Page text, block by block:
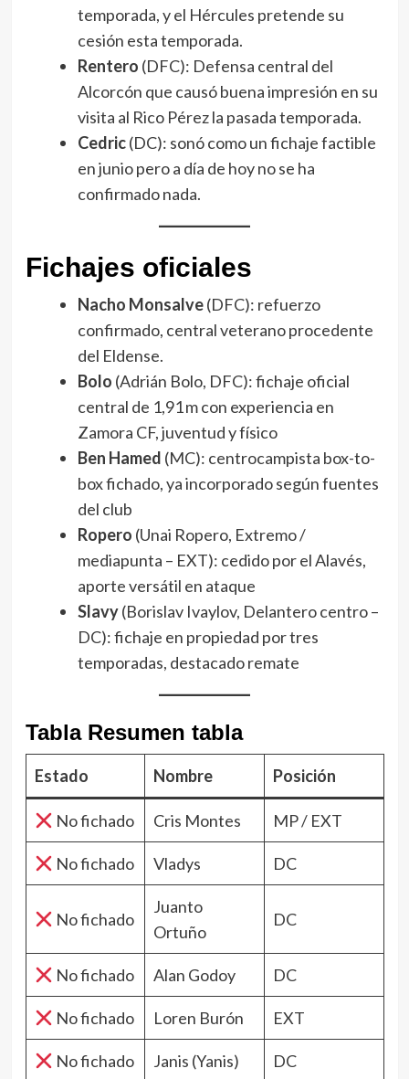
temporada, y el Hércules pretende su
cesión esta temporada.
Rentero (DFC): Defensa central del
Alcorcón que causó buena impresión en su
visita al Rico Pérez la pasada temporada.
Cedric(DC): sonó como un fichaje factible
en junio pero a día de hoy no se ha
confirmado nada.
Fichajes oficiales
Nacho Monsalve(DFC): refuerzo
confirmado, central veterano procedente
del Eldense.
Bolo (Adrián Bolo, DFC): fichaje oficial
central de 1,91 m con experiencia en
Zamora CF, juventud y físico
Ben Hamed (MC): centrocampista box-to-
box fichado, ya incorporado según fuentes
del club
Ropero (Unai Ropero, Extremo /
mediapunta – EXT): cedido por el Alavés,
aporte versátil en ataque
Slavy(Borislav Ivaylov, Delantero centro –
DC): fichaje en propiedad por tres
temporadas, destacado remate
Tabla Resumen tabla
Estado Nombre Posición
No fichado Cris Montes MP / EXT
No fichado Vladys DC
No fichado
Juanto
Ortuño
DC
No fichado Alan Godoy DC
No fichado Loren Burón EXT
No fichado Janis (Yanis) DC